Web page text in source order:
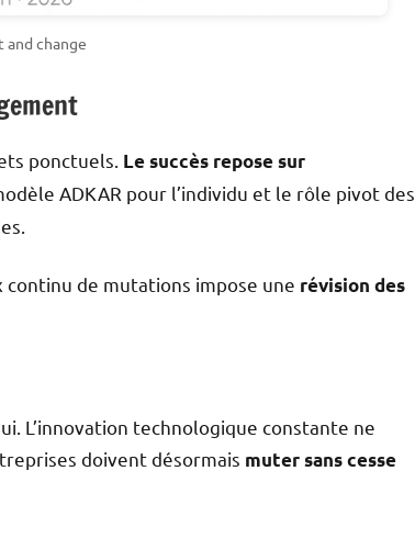
change
ponctuels. Le succès repose sur
ADKAR pour l’individu et le rôle pivot des
continu de mutations impose une révision des
L’innovation technologique constante ne
doivent désormais muter sans cesse